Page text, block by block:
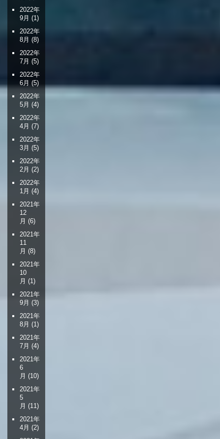
2022年
9月 (1)
2022年
8月 (8)
2022年
7月 (5)
2022年
6月 (5)
2022年
5月 (4)
2022年
4月 (7)
2022年
3月 (5)
2022年
2月 (2)
2022年
1月 (4)
2021年
12
月 (6)
2021年
11
月 (8)
2021年
10
月 (1)
2021年
9月 (3)
2021年
8月 (1)
2021年
7月 (4)
2021年
6
月 (10)
2021年
5
月 (11)
2021年
4月 (2)